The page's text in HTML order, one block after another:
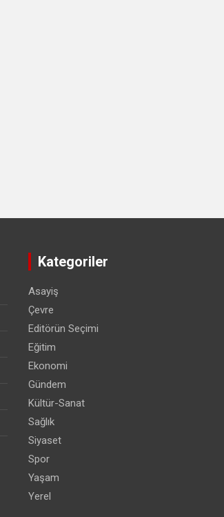
Kategoriler
Asayiş
Çevre
Editörün Seçimi
Eğitim
Ekonomi
Gündem
Kültür-Sanat
Sağlık
Siyaset
Spor
Yaşam
Yerel